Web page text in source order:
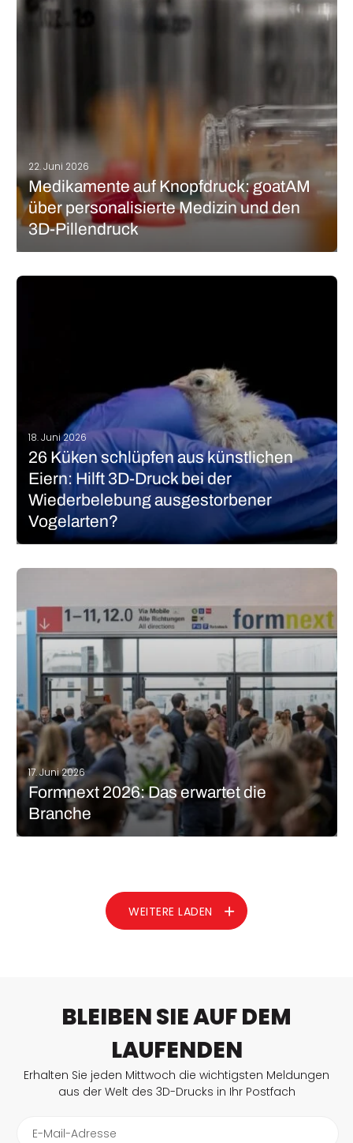
Meeresalgen, pflanzlichem Glycerin und Wasser besteht. Es soll
eine Alternative zu Materialien wie Kunststoff, Gips oder
22. Juni 2026
Medikamente auf Knopfdruck: goatAM
über personalisierte Medizin und den
3D-Pillendruck
wurde goatAM in Köln gegründet. Die Gründer nutzen ihre
18. Juni 2026
26 Küken schlüpfen aus künstlichen
Eiern: Hilft 3D-Druck bei der
Wiederbelebung ausgestorbener
Vogelarten?
wiederzubeleben? Darauf setzt das Biotechnologieunternehmen
geschlüpft. Der Versuch soll zeigen, dass die Technologie
grundsätzlich funktioniert – mit dem langfristigen…
MEHR LESEN
17. Juni 2026
Formnext 2026: Das erwartet die
Branche
WEITERE LADEN
BLEIBEN SIE AUF DEM
LAUFENDEN
Erhalten Sie jeden Mittwoch die wichtigsten Meldungen
aus der Welt des 3D-Drucks in Ihr Postfach
E-Mail-Adresse